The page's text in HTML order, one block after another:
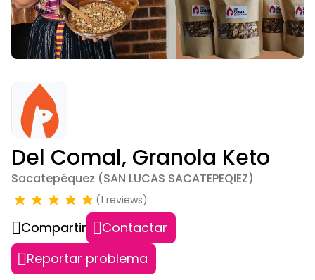
Del Comal, Granola Keto
Sacatepéquez (SAN LUCAS SACATEPEQIEZ)
(1 reviews)
Compartir
Contactar
Reportar problema